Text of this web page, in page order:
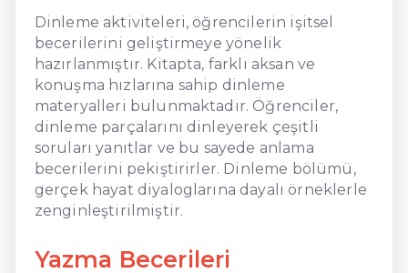
Dinleme aktiviteleri, öğrencilerin işitsel
becerilerini geliştirmeye yönelik
hazırlanmıştır. Kitapta, farklı aksan ve
konuşma hızlarına sahip dinleme
materyalleri bulunmaktadır. Öğrenciler,
dinleme parçalarını dinleyerek çeşitli
soruları yanıtlar ve bu sayede anlama
becerilerini pekiştirirler. Dinleme bölümü,
gerçek hayat diyaloglarına dayalı örneklerle
zenginleştirilmiştir.
Yazma Becerileri